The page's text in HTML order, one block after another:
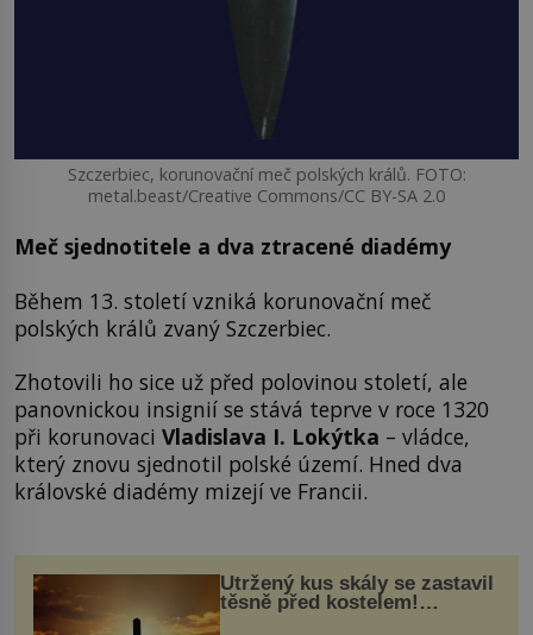
Szczerbiec, korunovační meč polských králů. FOTO:
metal.beast/Creative Commons/CC BY-SA 2.0
Meč sjednotitele a dva ztracené diadémy
Během 13. století vzniká korunovační meč
polských králů zvaný Szczerbiec.
Zhotovili ho sice už před polovinou století, ale
panovnickou insignií se stává teprve v roce 1320
při korunovaci Vladislava I. Lokýtka – vládce,
který znovu sjednotil polské území. Hned dva
královské diadémy mizejí ve Francii.
Utržený kus skály se zastavil
těsně před kostelem!
Ochránila ho boží síla?